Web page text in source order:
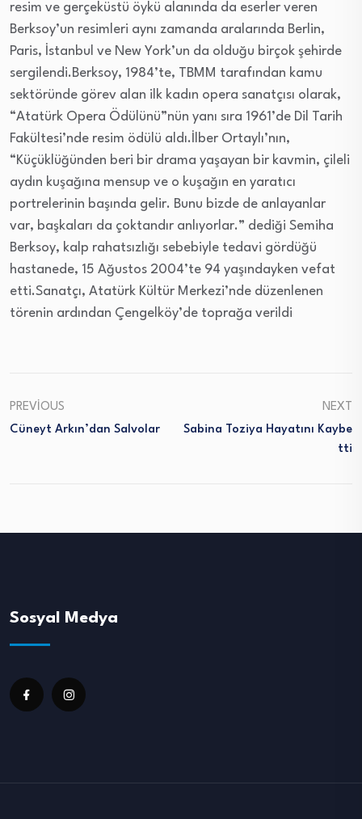
resim ve gerçeküstü öykü alanında da eserler veren
Berksoy’un resimleri aynı zamanda aralarında Berlin,
Paris, İstanbul ve New York’un da olduğu birçok şehirde
sergilendi.Berksoy, 1984’te, TBMM tarafından kamu
sektöründe görev alan ilk kadın opera sanatçısı olarak,
“Atatürk Opera Ödülünü”nün yanı sıra 1961’de Dil Tarih
Fakültesi’nde resim ödülü aldı.İlber Ortaylı’nın,
“Küçüklüğünden beri bir drama yaşayan bir kavmin, çileli
aydın kuşağına mensup ve o kuşağın en yaratıcı
portrelerinin başında gelir. Bunu bizde de anlayanlar
var, başkaları da çoktandır anlıyorlar.” dediği Semiha
Berksoy, kalp rahatsızlığı sebebiyle tedavi gördüğü
hastanede, 15 Ağustos 2004’te 94 yaşındayken vefat
etti.Sanatçı, Atatürk Kültür Merkezi’nde düzenlenen
törenin ardından Çengelköy’de toprağa verildi
PREVIOUS
Cüneyt Arkın’dan Salvolar
NEXT
Sabina Toziya Hayatını Kaybe
Tti
Sosyal Medya